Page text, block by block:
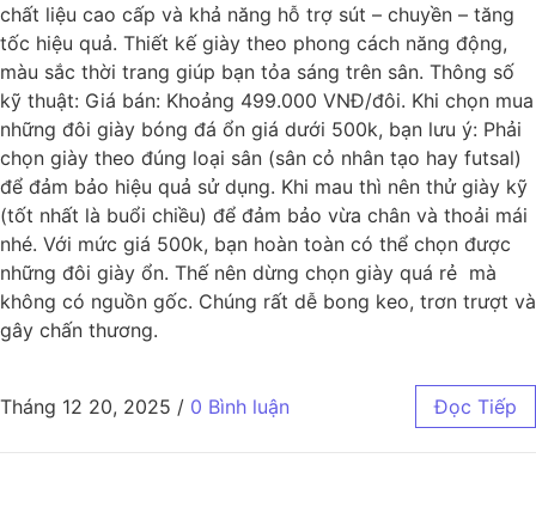
chất liệu cao cấp và khả năng hỗ trợ sút – chuyền – tăng
tốc hiệu quả. Thiết kế giày theo phong cách năng động,
màu sắc thời trang giúp bạn tỏa sáng trên sân. Thông số
kỹ thuật: Giá bán: Khoảng 499.000 VNĐ/đôi. Khi chọn mua
những đôi giày bóng đá ổn giá dưới 500k, bạn lưu ý: Phải
chọn giày theo đúng loại sân (sân cỏ nhân tạo hay futsal)
để đảm bảo hiệu quả sử dụng. Khi mau thì nên thử giày kỹ
(tốt nhất là buổi chiều) để đảm bảo vừa chân và thoải mái
nhé. Với mức giá 500k, bạn hoàn toàn có thể chọn được
những đôi giày ổn. Thế nên dừng chọn giày quá rẻ mà
không có nguồn gốc. Chúng rất dễ bong keo, trơn trượt và
gây chấn thương.
Tháng 12 20, 2025 / 0 Bình luận Đọc Tiếp